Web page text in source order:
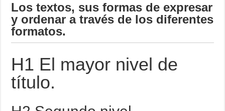
Los textos, sus formas de expresar
y ordenar a través de los diferentes
formatos.
H1 El mayor nivel de
título.